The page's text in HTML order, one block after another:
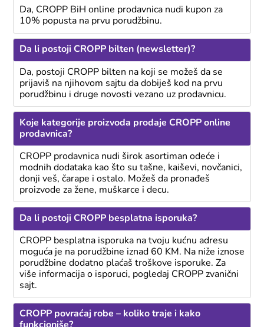
Da, CROPP BiH online prodavnica nudi kupon za
10% popusta na prvu porudžbinu.
Da li postoji CROPP bilten (newsletter)?
Da, postoji CROPP bilten na koji se možeš da se
prijaviš na njihovom sajtu da dobiješ kod na prvu
porudžbinu i druge novosti vezano uz prodavnicu.
Koje kategorije proizvoda prodaje CROPP online
prodavnica?
CROPP prodavnica nudi širok asortiman odeće i
modnih dodataka kao što su tašne, kaiševi, novčanici,
donji veš, čarape i ostalo. Možeš da pronađeš
proizvode za žene, muškarce i decu.
Da li postoji CROPP besplatna isporuka?
CROPP besplatna isporuka na tvoju kućnu adresu
moguća je na porudžbine iznad 60 KM. Na niže iznose
porudžbine dodatno plaćaš troškove isporuke. Za
više informacija o isporuci, pogledaj CROPP zvanični
sajt.
CROPP povraćaj robe – koliko traje i kako